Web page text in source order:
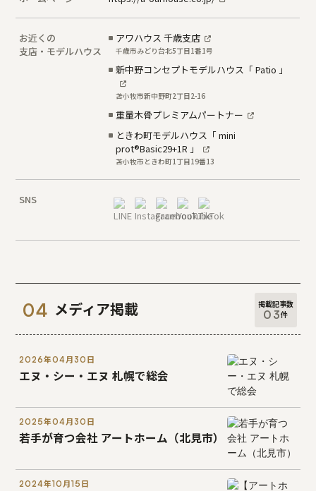
お近くの
支店・モデルハウス
アワハウス 千歳支店
千歳市みどり台北5丁目1番1号
新中野コンセプトモデルハウス「 Patio 」
苫小牧市新中野町2丁目2-16
重量木骨プレミアムパートナー
ときわ町モデルハウス「 mini
prot®Basic29+1R 」
苫小牧市ときわ町1丁目19番13
SNS
メディア掲載 掲載記事数
03件
2026年04月30日
エヌ・シー・エヌ 札幌で総会
2025年04月30日
若手が育つ会社 アートホーム（北見市）
2024年10月15日